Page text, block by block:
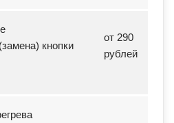
кнопки
от 290
рублей